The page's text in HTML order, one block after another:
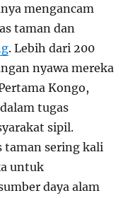
mengancam
taman dan
. Lebih dari 200
nyawa mereka
Kongo,
tugas
sipil.
taman sering kali
untuk
daya alam